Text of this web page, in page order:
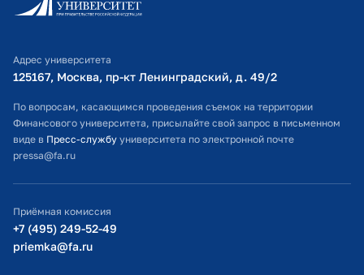
Личный кабинет поступающего
Оплата обучения
Расписание занятий
Студенческий офис
Официальный адрес электронной почты
Министерство просвещения РФ
Министерство науки и высшего образования РФ
Адрес университета
125167, Москва, пр-кт Ленинградский, д. 49/2​
По вопросам, касающимся проведения съемок на территории
Финансового университета, присылайте свой запрос в письменном
виде в Пресс-службу университета по электронной почте
pressa@fa.ru
Приёмная комиссия
+7 (495) 249-52-49
priemka@fa.ru